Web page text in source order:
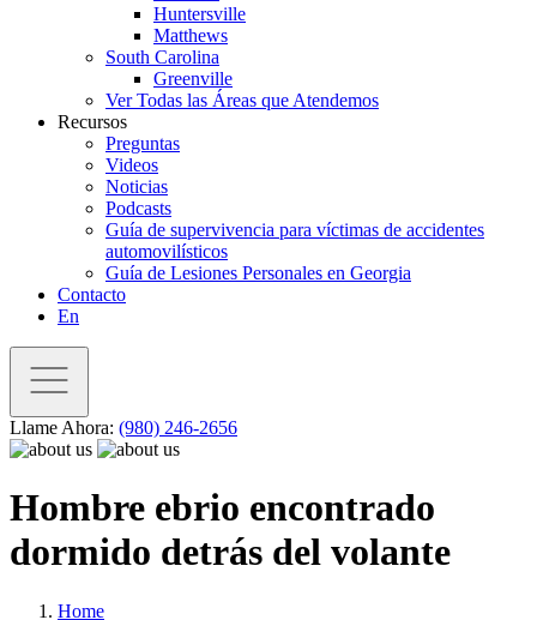
Huntersville
Matthews
South Carolina
Greenville
Ver Todas las Áreas que Atendemos
Recursos
Preguntas
Videos
Noticias
Podcasts
Guía de supervivencia para víctimas de accidentes
automovilísticos
Guía de Lesiones Personales en Georgia
Contacto
En
Llame Ahora: (980) 246-2656
Hombre ebrio encontrado
dormido detrás del volante
Home